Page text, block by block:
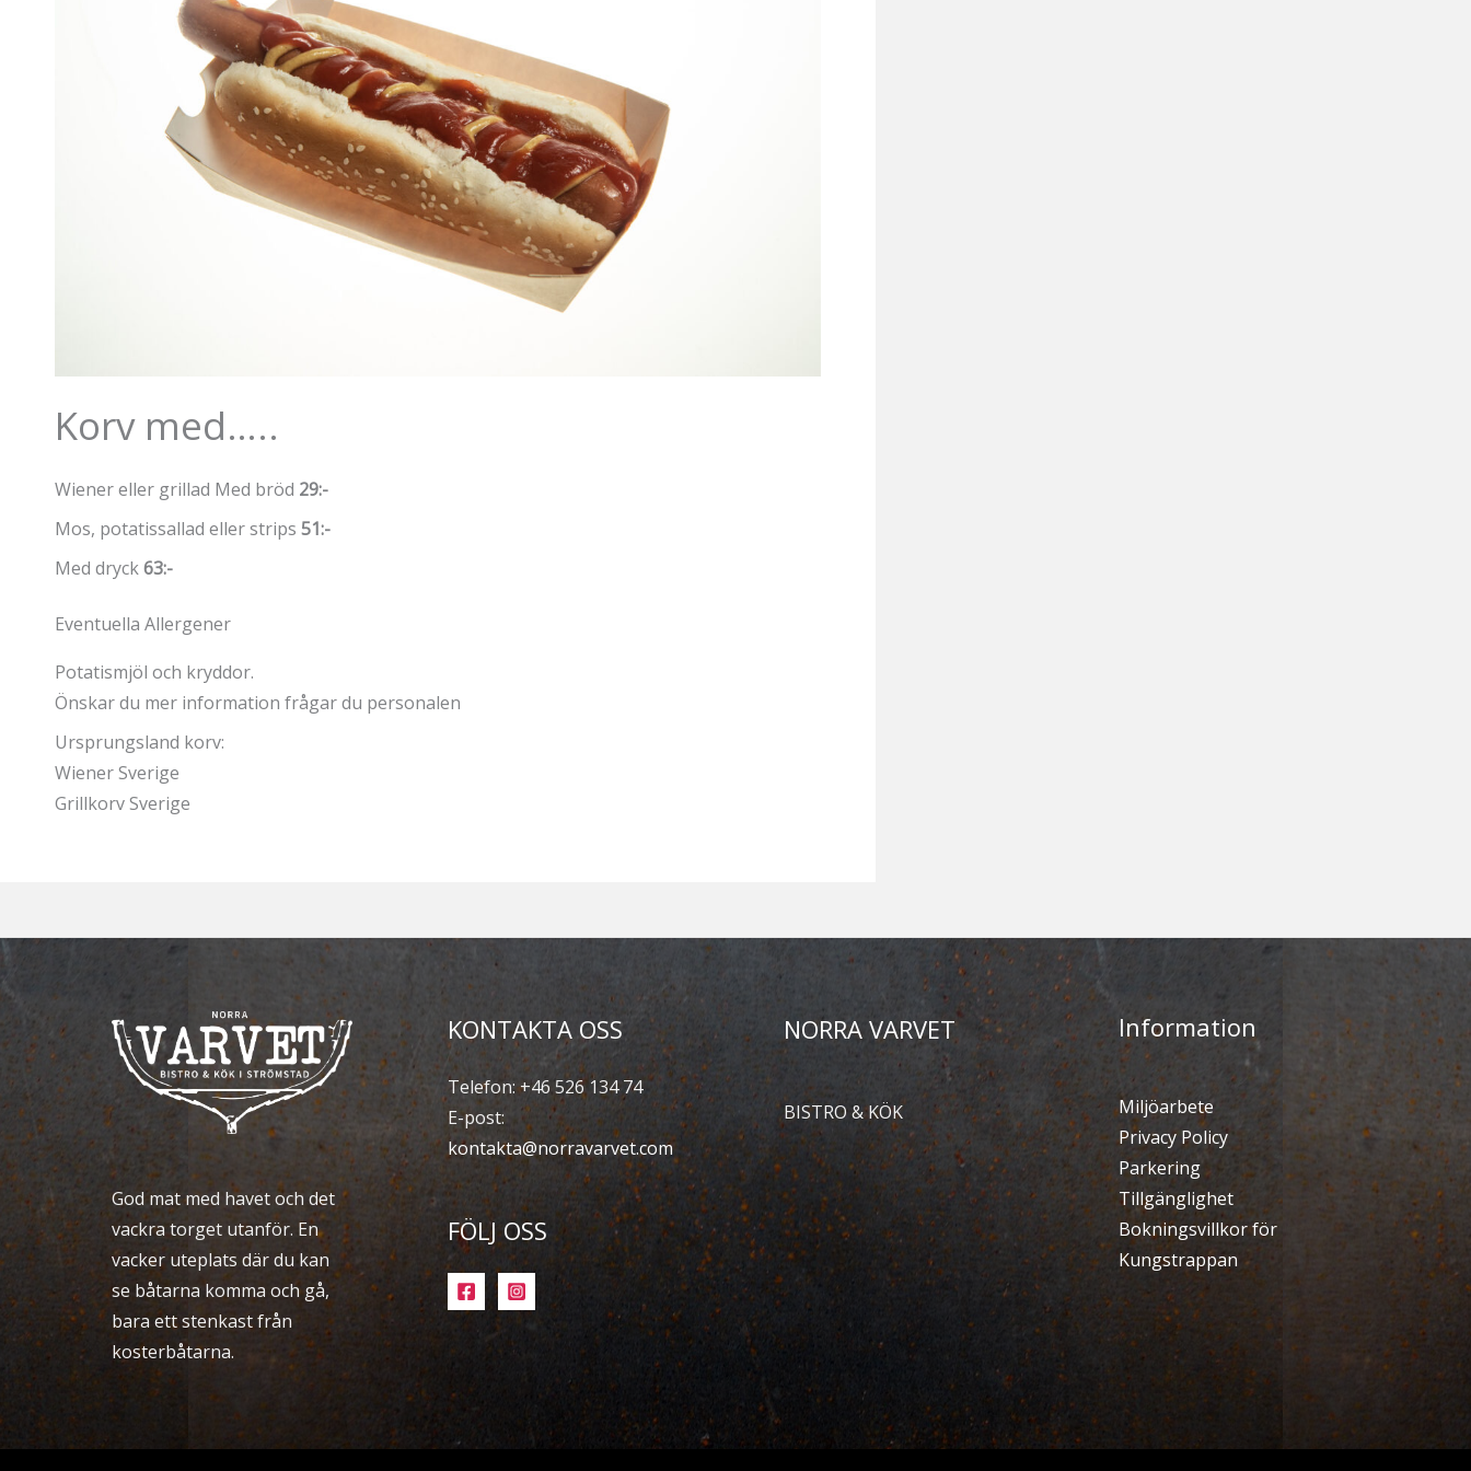
Korv med…..
Wiener eller grillad Med bröd 29:-
Mos, potatissallad eller strips 51:-
Med dryck63:-
Eventuella Allergener
Potatismjöl och kryddor.
Önskar du mer information frågar du personalen
Ursprungsland korv:
Wiener Sverige
Grillkorv Sverige
God mat med havet och det
vackra torget utanför. En
vacker uteplats där du kan
se båtarna komma och gå,
bara ett stenkast från
kosterbåtarna.
KONTAKTA OSS
Telefon: +46 526 134 74
E-post:
kontakta@norravarvet.com
FÖLJ OSS
NORRA VARVET
BISTRO & KÖK
Information
Miljöarbete
Privacy Policy
Parkering
Tillgänglighet
Bokningsvillkor för
Kungstrappan